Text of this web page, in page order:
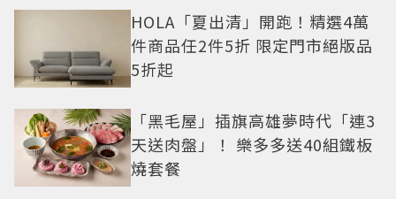
HOLA「夏出清」開跑！精選4萬
件商品任2件5折 限定門市絕版品
5折起
「黑毛屋」插旗高雄夢時代「連3
天送肉盤」！ 樂多多送40組鐵板
燒套餐